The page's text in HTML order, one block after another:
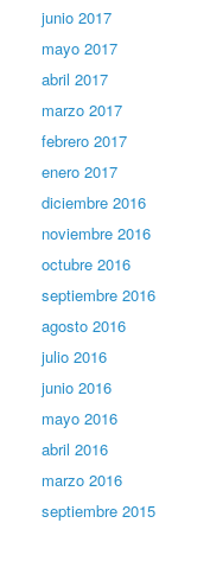
junio 2017
mayo 2017
abril 2017
marzo 2017
febrero 2017
enero 2017
diciembre 2016
noviembre 2016
octubre 2016
septiembre 2016
agosto 2016
julio 2016
junio 2016
mayo 2016
abril 2016
marzo 2016
septiembre 2015